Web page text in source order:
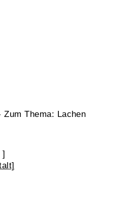
Thema: Lachen
]